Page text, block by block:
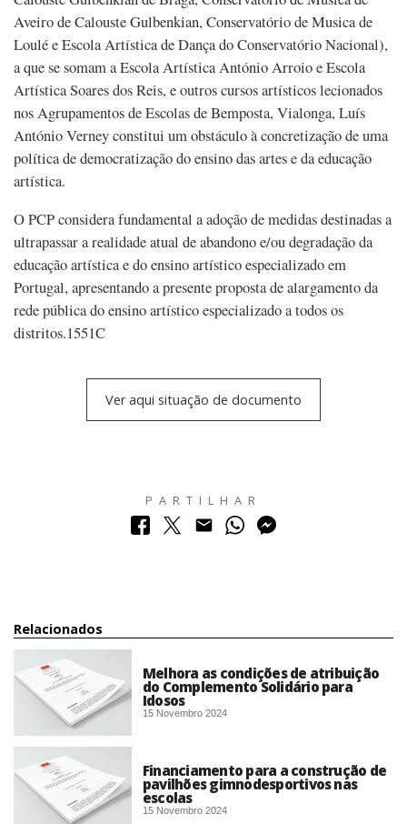
Aveiro de Calouste Gulbenkian, Conservatório de Musica de
Loulé e Escola Artística de Dança do Conservatório Nacional),
a que se somam a Escola Artística António Arroio e Escola
Artística Soares dos Reis, e outros cursos artísticos lecionados
nos Agrupamentos de Escolas de Bemposta, Vialonga, Luís
António Verney constitui um obstáculo à concretização de uma
política de democratização do ensino das artes e da educação
artística.
O PCP considera fundamental a adoção de medidas destinadas a
ultrapassar a realidade atual de abandono e/ou degradação da
educação artística e do ensino artístico especializado em
Portugal, apresentando a presente proposta de alargamento da
rede pública do ensino artístico especializado a todos os
distritos.1551C
Ver aqui situação de documento
PARTILHAR
Relacionados
Melhora as condições de atribuição
do Complemento Solidário para
Idosos
15 Novembro 2024
Financiamento para a construção de
pavilhões gimnodesportivos nas
escolas
15 Novembro 2024